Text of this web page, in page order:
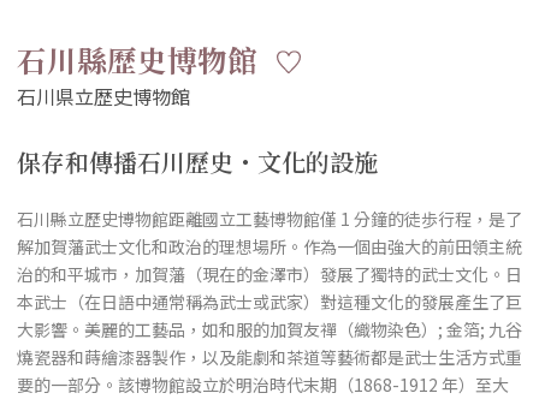
石川縣歷史博物館
保存和傳播石川歷史・文化的設施
石川縣立歷史博物館距離國立工藝博物館僅 1 分鐘的徒歩行程，是了
解加賀藩武士文化和政治的理想場所。作為一個由強大的前田領主統
治的和平城市，加賀藩（現在的金澤市）發展了獨特的武士文化。日
本武士（在日語中通常稱為武士或武家）對這種文化的發展產生了巨
大影響。美麗的工藝品，如和服的加賀友禪（織物染色）; 金箔; 九谷
燒瓷器和蒔繪漆器製作，以及能劇和茶道等藝術都是武士生活方式重
要的一部分。該博物館設立於明治時代末期（1868-1912 年）至大